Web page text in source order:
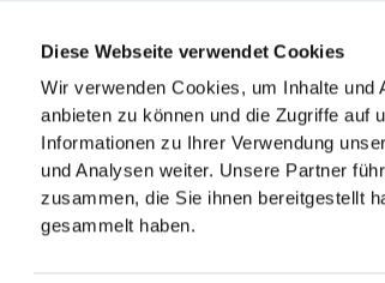
Diese Webseite verwendet Cookies
Wir verwenden Cookies, um Inhalte
anbieten zu können und die Zugriffe auf
Informationen zu Ihrer Verwendung
und Analysen weiter. Unsere Partner
zusammen, die Sie ihnen bereitgestellt
gesammelt haben.